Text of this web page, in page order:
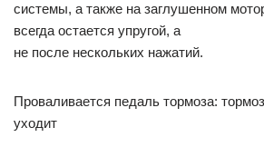
системы, а также на заглушенном
всегда остается упругой, а
не после нескольких нажатий.
Проваливается педаль тормоза:
уходит